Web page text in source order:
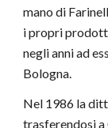
mano di
i propri
negli anni ad
Bologna.
Nel 1986 la
trasferendosi